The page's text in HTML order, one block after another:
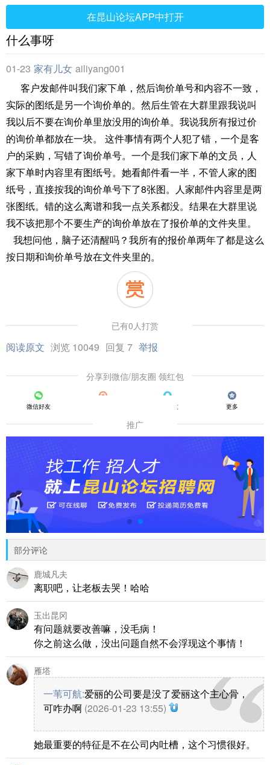
在昆山论坛APP中打开
什么事呀
01-23 家有儿女 ailiyang001
客户发邮件叫我们家下单，然后询价单号和内容不一致，
实际的图纸是另一个询价单的。然后生管在大群里跟我说叫
我以后不要在询价单里放没用的询价单。我说我所有报过价
的询价单都放在一块。 这件事情有两个人犯了错，一个是客
户的采购，写错了询价单号。一个是我们家下单的文员，人
家下单时内容里有图纸号。她看邮件看一半，不管人家的图
纸号，直接按我的询价单号下了8张图。人家邮件内容里是两
张图纸。错的这么离谱和我一点关系都没。结果在大群里说
我不该把那个不要生产的询价单放在了报价单的文件夹里。
我想问他，脑子还清醒吗？我所有的报价单两年了都是这么
按日期和询价单号放在文件夹里的。
已有0人打赏
阅读原文 浏览 10049 回复 7 举报
分享到微信/朋友圈 领红包
微信好友 QQ好友 更多
推广
部分评论
鹿城凡夫
离职吧，让老板去哭！哈哈
玉出昆冈
有问题就要改善嘛，没毛病！
你之前这么做，没出问题自然不会浮现这个事情！
雁塔
一苇可航:爱丽的公司要是没了爱丽这个主心骨，
可咋办啊 (2026-01-23 13:55)
她最重要的特征是不在公司内吐槽，这个习惯很好。